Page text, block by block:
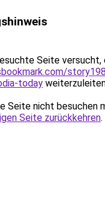
Seite versucht,
today
Seite nicht besuchen
Seite zurückkehren.